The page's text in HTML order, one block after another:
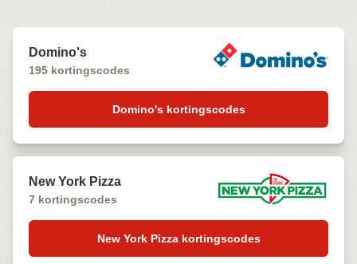
Domino's
195 kortingscodes
Domino's kortingscodes
New York Pizza
7 kortingscodes
New York Pizza kortingscodes